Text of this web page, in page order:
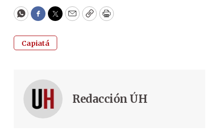
WhatsApp
Facebook
Twitter
EmailCopyPrint
Capiatá
Redacción ÚH